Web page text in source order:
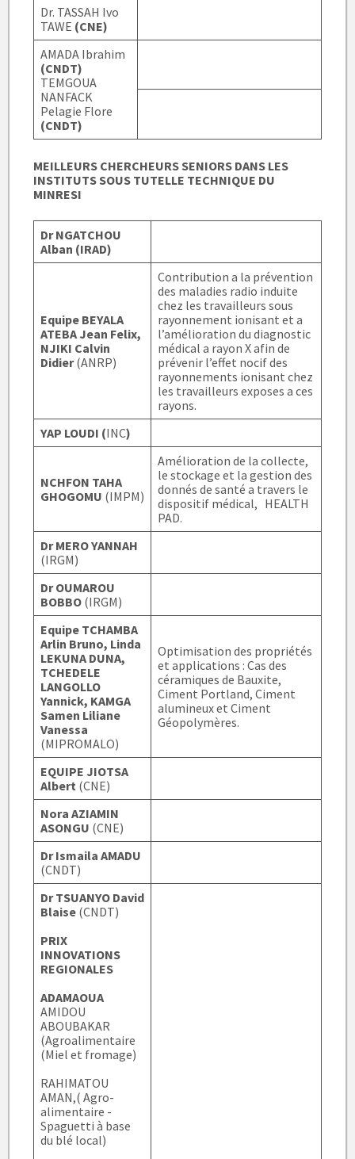
Dr. TASSAH Ivo
TAWE (CNE)
AMADA Ibrahim
(CNDT)
TEMGOUA
NANFACK
Pelagie Flore
(CNDT)
MEILLEURS CHERCHEURS SENIORS DANS LES
INSTITUTS SOUS TUTELLE TECHNIQUE DU
MINRESI
Dr NGATCHOU
Alban (IRAD)
Equipe BEYALA
ATEBA Jean Felix,
NJIKI Calvin
Didier(ANRP)
Contribution a la prévention
des maladies radio induite
chez les travailleurs sous
rayonnement ionisant et a
l’amélioration du diagnostic
médical a rayon X afin de
prévenir l’effet nocif des
rayonnements ionisant chez
les travailleurs exposes a ces
rayons.
YAP LOUDI (INC)
NCHFON TAHA
GHOGOMU (IMPM)
Amélioration de la collecte,
le stockage et la gestion des
donnés de santé a travers le
dispositif médical, HEALTH
PAD.
Dr MERO YANNAH
(IRGM)
Dr OUMAROU
BOBBO (IRGM)
Equipe TCHAMBA
Arlin Bruno, Linda
LEKUNA DUNA,
TCHEDELE
LANGOLLO
Yannick, KAMGA
Samen Liliane
Vanessa
(MIPROMALO)
Optimisation des propriétés
et applications : Cas des
céramiques de Bauxite,
Ciment Portland, Ciment
alumineux et Ciment
Géopolymères.
EQUIPE JIOTSA
Albert (CNE)
Nora AZIAMIN
ASONGU (CNE)
Dr Ismaila AMADU
(CNDT)
Dr TSUANYO David
Blaise (CNDT)
PRIX
INNOVATIONS
REGIONALES
ADAMAOUA
AMIDOU
ABOUBAKAR
(Agroalimentaire
(Miel et fromage)
RAHIMATOU
AMAN,( Agro-
alimentaire -
Spaguetti à base
du blé local)